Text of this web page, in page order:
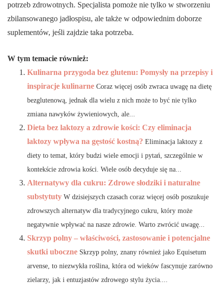
potrzeb zdrowotnych. Specjalista pomoże nie tylko w stworzeniu
zbilansowanego jadłospisu, ale także w odpowiednim doborze
suplementów, jeśli zajdzie taka potrzeba.
W tym temacie również:
Kulinarna przygoda bez glutenu: Pomysły na przepisy i
inspiracje kulinarne Coraz więcej osób zwraca uwagę na dietę
bezglutenową, jednak dla wielu z nich może to być nie tylko
zmiana nawyków żywieniowych, ale...
Dieta bez laktozy a zdrowie kości: Czy eliminacja
laktozy wpływa na gęstość kostną? Eliminacja laktozy z
diety to temat, który budzi wiele emocji i pytań, szczególnie w
kontekście zdrowia kości. Wiele osób decyduje się na...
Alternatywy dla cukru: Zdrowe słodziki i naturalne
substytuty W dzisiejszych czasach coraz więcej osób poszukuje
zdrowszych alternatyw dla tradycyjnego cukru, który może
negatywnie wpływać na nasze zdrowie. Warto zwrócić uwagę...
Skrzyp polny – właściwości, zastosowanie i potencjalne
skutki uboczne Skrzyp polny, znany również jako Equisetum
arvense, to niezwykła roślina, która od wieków fascynuje zarówno
zielarzy, jak i entuzjastów zdrowego stylu życia....